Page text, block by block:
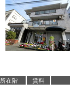
所在階 賃料